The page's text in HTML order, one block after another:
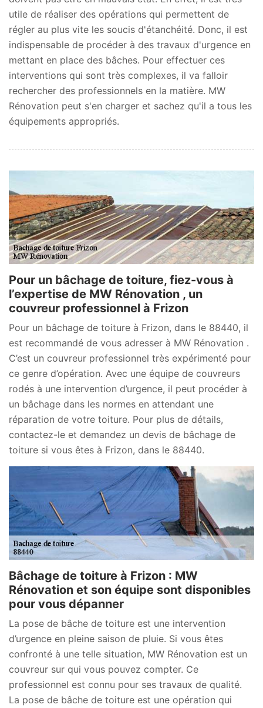
utile de réaliser des opérations qui permettent de
régler au plus vite les soucis d'étanchéité. Donc, il est
indispensable de procéder à des travaux d'urgence en
mettant en place des bâches. Pour effectuer ces
interventions qui sont très complexes, il va falloir
rechercher des professionnels en la matière. MW
Rénovation peut s'en charger et sachez qu'il a tous les
équipements appropriés.
Pour un bâchage de toiture, fiez-vous à
l’expertise de MW Rénovation , un
couvreur professionnel à Frizon
Pour un bâchage de toiture à Frizon, dans le 88440, il
est recommandé de vous adresser à MW Rénovation .
C’est un couvreur professionnel très expérimenté pour
ce genre d’opération. Avec une équipe de couvreurs
rodés à une intervention d’urgence, il peut procéder à
un bâchage dans les normes en attendant une
réparation de votre toiture. Pour plus de détails,
contactez-le et demandez un devis de bâchage de
toiture si vous êtes à Frizon, dans le 88440.
Bâchage de toiture à Frizon : MW
Rénovation et son équipe sont disponibles
pour vous dépanner
La pose de bâche de toiture est une intervention
d’urgence en pleine saison de pluie. Si vous êtes
confronté à une telle situation, MW Rénovation est un
couvreur sur qui vous pouvez compter. Ce
professionnel est connu pour ses travaux de qualité.
La pose de bâche de toiture est une opération qui